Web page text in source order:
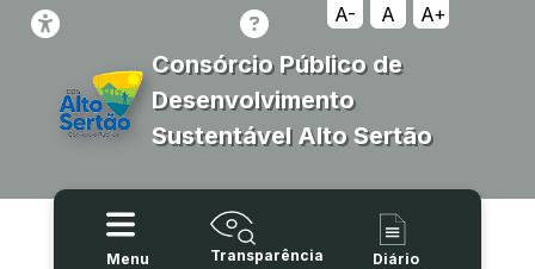
A- A A+
Consórcio Público de
Desenvolvimento
Sustentável Alto Sertão
Menu Transparência
Diário